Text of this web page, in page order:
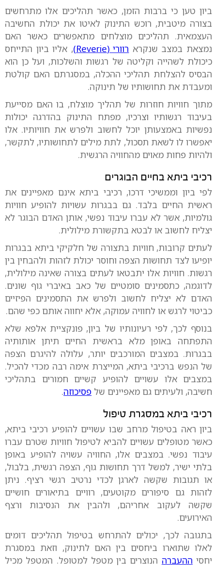
ביון טען כי ברבות הזמן, כאשר תהליכים אלו מתרחשים
בצורה מיטבית, רוכש התינוק לאיטו את יכולת החשיבה
העצמאית. תהליכים מוצלחים מתאפשרים כאשר האם
נמצאת במצב שנקרא רוורי (Reverie)
, אליו ביון התייחס
כיכולת לשהייה וקליטה של רגשות והשלכות, ועל כן הוא
הבסיס להצלחת תהליכי ההכלה, במסגרתם האם קולטת
ומעבדת את תחושותיו של תינוקה.
מתוך חוויות חוזרות של תהליך מוצלח, בו האם מסייעת
בעיבוד רגשותיו וצרכיו, מפתח התינוק בהדרגה יכולות
נפשיות באמצעותן יוכל לחשוב ולפרש את חוויותיו. אלו
יאפשרו לו לשאת תסכול, לתת מילים לתחושותיו, לתקשר,
ולהיות פחות מאוים מהחוויה הרגשית.
רכיבי ביתא בחיים הבוגרים
לפי ביון וממשיכי דרכו, רכיבי ביתא אינם מאפיינים את
ראשית החיים בלבד. גם בבגרות עשויות להופיע חוויות
גולמיות, אשר לא עברו עיבוד נפשי, אותן האדם הבוגר לא
יצליח לחשוב או לבטא בתקשורת מילולית.
לעתים קרובות, חוויות בתצורה של חלקיקי ביתא בבגרות
יופיעו לצד תחושות הצפה וחוסר יכולת לזהות ולהבחין בין
רגשות. חוויות אלו יתבטאו לעתים בצורה שאינה מילולית,
לדוגמה, כתסמינים סומטיים של כאב באיברי גוף שונים.
האדם לא יצליח לחשוב ולפרש את התסמינים הפיזיים
כביטוי לרגש או לחוויה עמוקה, אלא יחווה אותם כפי שהם.
בנוסף לכך, לפי רעיונותיו של ביון, פונקציית אלפא שלא
התפתחה באופן מלא בראשית החיים תיתן אותותיה
בבגרות. במצבים המורכבים יותר, עלולה להיגרם הצפה
של הנפש ברכיבי ביתא, המייצרת אימה רבה מכדי להכיל.
במצבים אלו עשויים להופיע קשיים חמורים בתהליכי
חשיבה, ולעיתים גם מאפיינים של פסיכוזה.
רכיבי ביתא במסגרת טיפול
ביון ראה בטיפול מרחב שבו עשויים להופיע רכיבי ביתא,
כאשר מטופלים עשויים להביא לטיפול חוויות שטרם עברו
עיבוד נפשי. במצבים אלו, החוויה עשויה להופיע באופן
בלתי ישיר, למשל דרך תחושות גוף, הצפה רגשית, בלבול,
או תגובות שקשה לארגן לכדי נרטיב רגשי רציף. ניתן
לזהות גם סיפורים מקוטעים, רוויים בתיאורים חושיים
שקשה לעקוב אחריהם, ולהבין את הנסיבות ורצף
האירועים.
בתגובה לכך, יכולים להתרחש בטיפול תהליכים דומים
לאלו שתוארו ביחסים בין האם לתינוק, וזאת במסגרת
יחסי ההעברה הנוצרים בין מטפל למטופל. המטפל מכיל